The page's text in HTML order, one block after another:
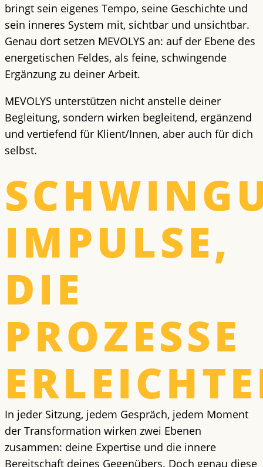
bringt sein eigenes Tempo, seine Geschichte und
sein inneres System mit, sichtbar und unsichtbar.
Genau dort setzen MEVOLYS an: auf der Ebene des
energetischen Feldes, als feine, schwingende
Ergänzung zu deiner Arbeit.
MEVOLYS unterstützen nicht anstelle deiner
Begleitung, sondern wirken begleitend, ergänzend
und vertiefend für Klient/Innen, aber auch für dich
selbst.
IMPULSE,
DIE
PROZESSE
In jeder Sitzung, jedem Gespräch, jedem Moment
der Transformation wirken zwei Ebenen
zusammen: deine Expertise und die innere
Bereitschaft deines Gegenübers. Doch genau diese